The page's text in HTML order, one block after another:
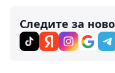
Следите за